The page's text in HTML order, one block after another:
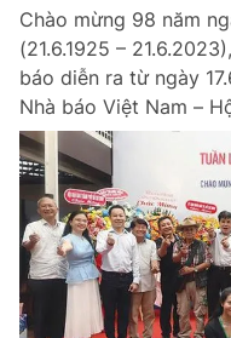
Chào mừng 98 năm
(21.6.1925 –
báo diễn ra từ ngày
Nhà báo Việt Nam –